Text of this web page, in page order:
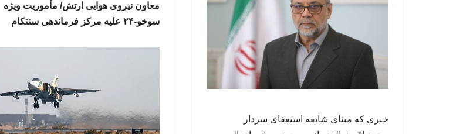
خبری که مبنای شایعه استعفای سردار
معاون نیروی هوایی ارتش/ مأموریت ویژه
سوخو-۲۴ علیه مرکز فرماندهی سنتکام